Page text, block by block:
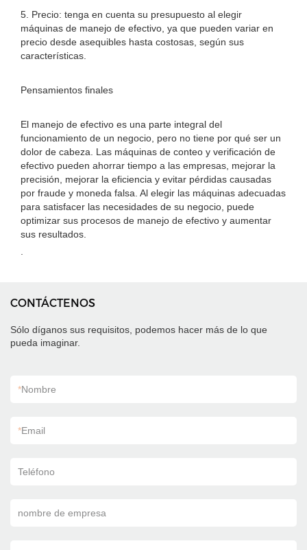
5. Precio: tenga en cuenta su presupuesto al elegir
máquinas de manejo de efectivo, ya que pueden variar en
precio desde asequibles hasta costosas, según sus
características.
Pensamientos finales
El manejo de efectivo es una parte integral del
funcionamiento de un negocio, pero no tiene por qué ser un
dolor de cabeza. Las máquinas de conteo y verificación de
efectivo pueden ahorrar tiempo a las empresas, mejorar la
precisión, mejorar la eficiencia y evitar pérdidas causadas
por fraude y moneda falsa. Al elegir las máquinas adecuadas
para satisfacer las necesidades de su negocio, puede
optimizar sus procesos de manejo de efectivo y aumentar
sus resultados.
CONTÁCTENOS
Sólo díganos sus requisitos, podemos hacer más de lo que
pueda imaginar.
*Nombre
*Email
Teléfono
nombre de empresa